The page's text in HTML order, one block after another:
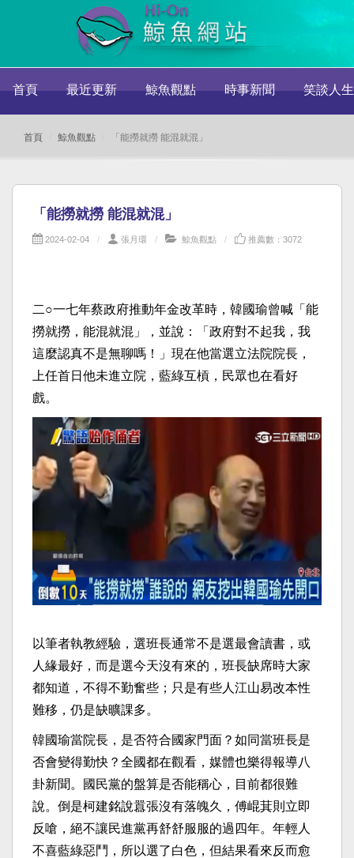
首頁 最近更新 鯨魚觀點 時事新聞 笑談人生
首頁 鯨魚觀點 「能撈就撈 能混就混」
「能撈就撈 能混就混」
2024-02-04 張月環 鯨魚觀點 推薦數：3072
二○一七年蔡政府推動年金改革時，韓國瑜曾喊「能
撈就撈，能混就混」，並說：「政府對不起我，我
這麼認真不是無聊嗎！」現在他當選立法院院長，
上任首日他未進立院，藍綠互槓，民眾也在看好
戲。
以筆者執教經驗，選班長通常不是選最會讀書，或
人緣最好，而是選今天沒有來的，班長缺席時大家
都知道，不得不勤奮些；只是有些人江山易改本性
難移，仍是缺曠課多。
韓國瑜當院長，是否符合國家門面？如同當班長是
否會變得勤快？全國都在觀看，媒體也樂得報導八
卦新聞。國民黨的盤算是否能稱心，目前都很難
說。倒是柯建銘說囂張沒有落魄久，傅崐萁則立即
反嗆，絕不讓民進黨再舒舒服服的過四年。年輕人
不喜藍綠惡鬥，所以選了白色，但結果看來反而愈